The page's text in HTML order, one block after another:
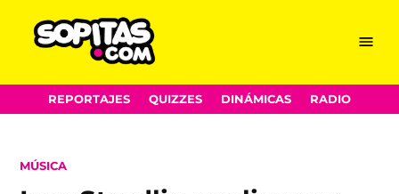
Skip
to
Menu
REPORTAJES QUIZZES DINÁMICAS RADIO
POSTED
MÚSICA